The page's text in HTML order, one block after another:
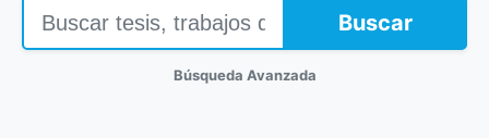
Buscar
Búsqueda Avanzada